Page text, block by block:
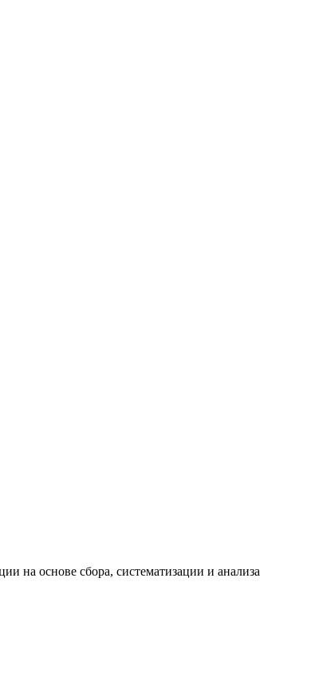
на основе сбора, систематизации и анализа